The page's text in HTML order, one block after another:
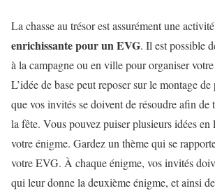
La chasse au trésor est assurément une activité
enrichissante pour un EVG. Il est possible
à la campagne ou en ville pour organiser votre
L’idée de base peut reposer sur le montage
que vos invités se doivent de résoudre afin de
la fête. Vous pouvez puiser plusieurs idées
votre énigme. Gardez un thème qui se
votre EVG. À chaque énigme, vos invités
qui leur donne la deuxième énigme, et ainsi